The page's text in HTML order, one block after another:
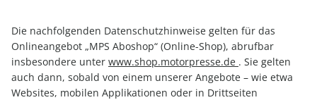
Die nachfolgenden Datenschutzhinweise gelten für das
Onlineangebot „MPS Aboshop“ (Online-Shop), abrufbar
insbesondere unter www.shop.motorpresse.de . Sie gelten
auch dann, sobald von einem unserer Angebote – wie etwa
Websites, mobilen Applikationen oder in Drittseiten